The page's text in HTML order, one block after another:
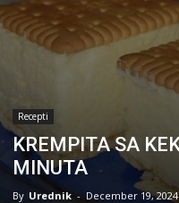
Recepti
KREMPITA SA
MINUTA
By Urednik - December 19, 2024